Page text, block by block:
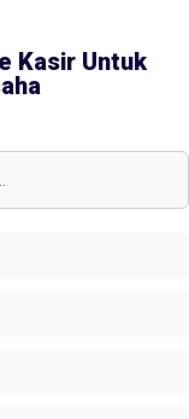
Kasir Untuk